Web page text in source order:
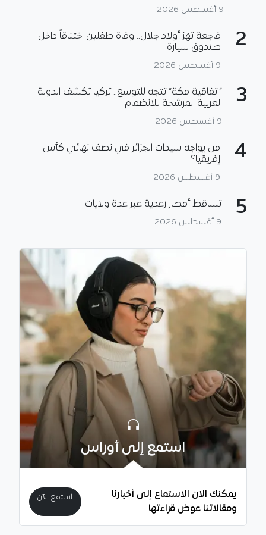
9 أغسطس 2026
2
فاجعة تهز أولاد جلال.. وفاة طفلين اختناقاً داخل
صندوق سيارة
9 أغسطس 2026
3
“اتفاقية مكة” تتجه للتوسع.. تركيا تكشف الدولة
العربية المرشحة للانضمام
9 أغسطس 2026
4
من يواجه سيدات الجزائر في نصف نهائي كأس
إفريقيا؟
9 أغسطس 2026
5 تساقط أمطار رعدية عبر عدة ولايات
9 أغسطس 2026
استمع إلى أوراس
يمكنك الآن الاستماع إلى أخبارنا
ومقالاتنا عوض قراءتها
استمع الآن